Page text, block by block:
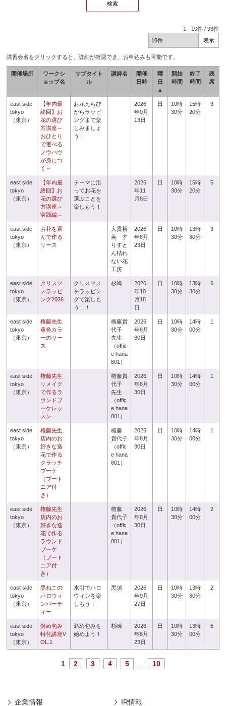
1 - 10件 /93件
講習会名をクリックすると、詳細が確認でき、お申込みも可能です。
開催場所
ワークシ
ョップ名
サブタイト
ル
講師名
開催
日時
曜
日
▲
開始
時間
終了
時間
残
席
east side
tokyo
（東京）
【年内最
終回】お
花の選び
方講座～
おひとり
で選べる
ノウハウ
が身につ
く～
お花えらび
からラッピ
ングまで楽
しみましょ
う！
2026
年9月
13日
日
10時
30分
15時
20分
3
east side
tokyo
（東京）
【年内最
終回】お
花の選び
方講座～
実践編～
テーマに沿
ってお花を
選ぶことを
楽しもう！
2026
年11
月8日
日
10時
30分
15時
20分
5
east side
tokyo
（東京）
お花を選
んで作る
リース
大貫裕
美 す
りすと
ん枯れ
ない花
工房
2026
年8月
23日
日
10時
30分
13時
30分
3
east side
tokyo
（東京）
クリスマ
スラッピ
ング2026
クリスマス
をラッピン
グで楽しも
う！！
杉崎
2026
年10
月18
日
日
10時
30分
13時
30分
6
east side
tokyo
（東京）
権藤先生
黄色カラ
ーのリー
ス
権藤貴
代子
先生
（offic
e hana
801）
2026
年8月
30日
日
10時
30分
14時
00分
1
east side
tokyo
（東京）
権藤先生
リメイク
で作るラ
ウンドブ
ーケレッ
スン
権藤貴
代子
先生
（offic
e hana
801）
2026
年8月
30日
日
10時
30分
14時
00分
1
east side
tokyo
（東京）
権藤先生
店内のお
好きな造
花で作る
クラッチ
ブーケ
（ブート
ニア付
き）
権藤
貴代子
（offic
e hana
801）
2026
年8月
30日
日
10時
30分
14時
00分
1
east side
tokyo
（東京）
権藤先生
店内のお
好きな造
花で作る
ラウンド
ブーケ
（ブート
ニア付
き）
権藤
貴代子
（offic
e hana
801）
2026
年8月
30日
日
10時
30分
14時
00分
2
east side
tokyo
（東京）
黒ねこの
ハロウィ
ンパーテ
ィー
水引でハロ
ウィンを楽
しもう！
黒須
2026
年9月
27日
日
10時
30分
13時
30分
2
east side
tokyo
（東京）
斜め包み
特化講座V
OL.1
斜め包みを
始めよう！
杉崎
2026
年8月
23日
日
10時
30分
13時
00分
6
1 2 3 4 5 10
企業情報 IR情報